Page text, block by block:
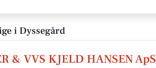
i Dyssegård
& VVS KJELD HANSEN ApS